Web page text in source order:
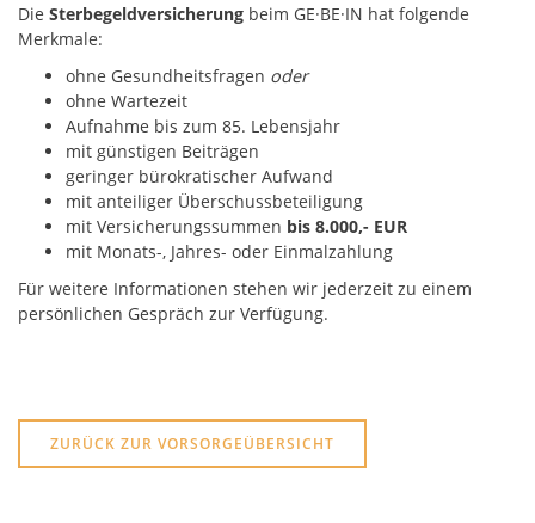
Die Sterbegeldversicherung beim GE·BE·IN hat folgende
Merkmale:
ohne Gesundheitsfragen oder
ohne Wartezeit
Aufnahme bis zum 85. Lebensjahr
mit günstigen Beiträgen
geringer bürokratischer Aufwand
mit anteiliger Überschussbeteiligung
mit Versicherungssummen bis 8.000,- EUR
mit Monats-, Jahres- oder Einmalzahlung
Für weitere Informationen stehen wir jederzeit zu einem
persönlichen Gespräch zur Verfügung.
ZURÜCK ZUR VORSORGEÜBERSICHT